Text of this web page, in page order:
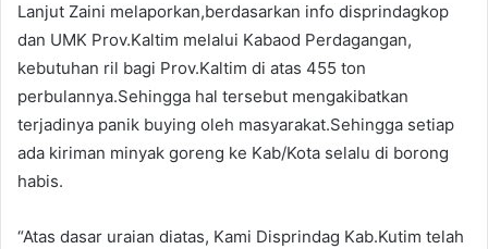
Lanjut Zaini melaporkan,berdasarkan info disprindagkop
dan UMK Prov.Kaltim melalui Kabaod Perdagangan,
kebutuhan ril bagi Prov.Kaltim di atas 455 ton
perbulannya.Sehingga hal tersebut mengakibatkan
terjadinya panik buying oleh masyarakat.Sehingga setiap
ada kiriman minyak goreng ke Kab/Kota selalu di borong
habis.
“Atas dasar uraian diatas, Kami Disprindag Kab.Kutim telah